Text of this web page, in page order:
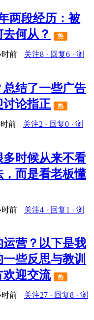
两段经历：被
何从？
热
时前
关注8 · 回复6 · 浏
结了一些广告
讨论指正
热
前
关注2 · 回复0 · 浏
时候从来不看
而是看老板懂
时前
关注4 · 回复1 · 浏
营？以下是我
些反思与教训
欢迎交流
热
时前
关注27 · 回复8 · 浏